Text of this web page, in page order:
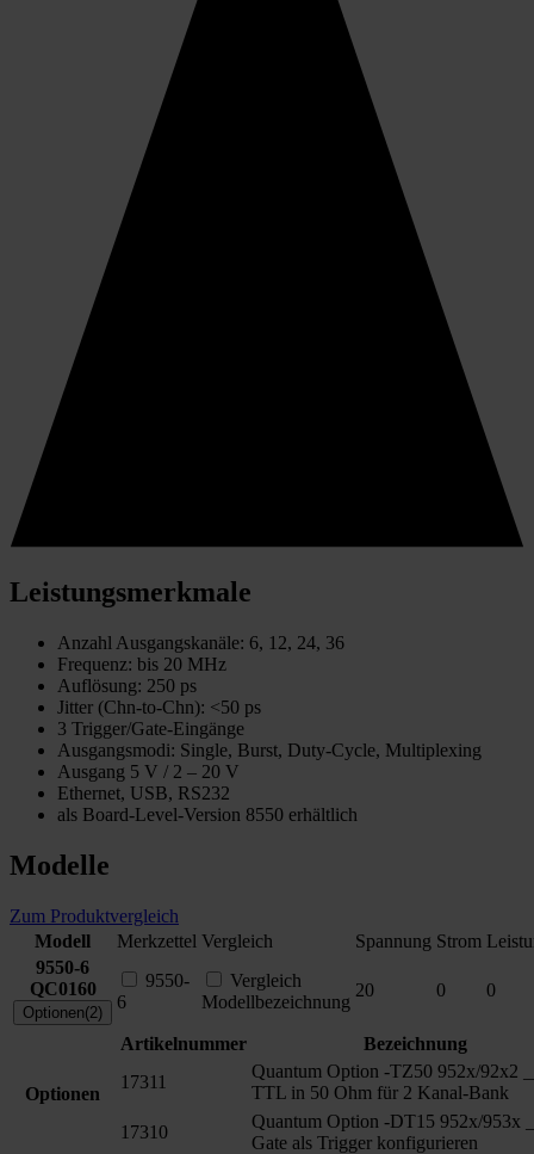
Leistungsmerkmale
Anzahl Ausgangskanäle: 6, 12, 24, 36
Frequenz: bis 20 MHz
Auflösung: 250 ps
Jitter (Chn-to-Chn): <50 ps
3 Trigger/Gate-Eingänge
Ausgangsmodi: Single, Burst, Duty-Cycle, Multiplexing
Ausgang 5 V / 2 – 20 V
Ethernet, USB, RS232
als Board-Level-Version 8550 erhältlich
Modelle
Zum Produktvergleich
Modell
Merkzettel Vergleich Spannung Strom
9550-6
QC0160
Optionen(2)
9550-
6
Vergleich
Modellbezeichnung
20 0 0
Optionen
Artikelnummer
Bezeichnung
17311
Quantum Option -TZ50 952x/92x2
TTL in 50 Ohm für 2 Kanal-Bank
17310
Quantum Option -DT15 952x/953x
Gate als Trigger konfigurieren